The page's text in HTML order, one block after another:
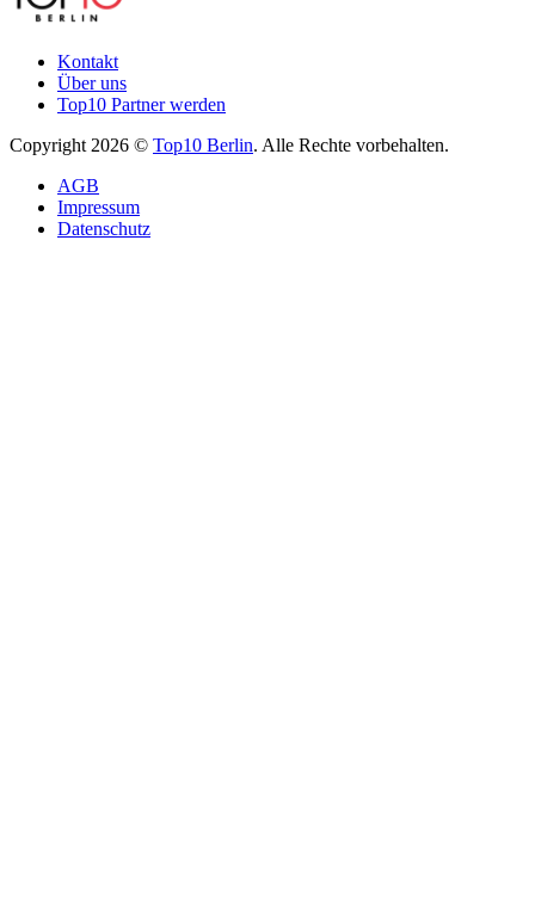
Kontakt
Über uns
Top10 Partner werden
Copyright 2026 © Top10 Berlin. Alle Rechte vorbehalten.
AGB
Impressum
Datenschutz